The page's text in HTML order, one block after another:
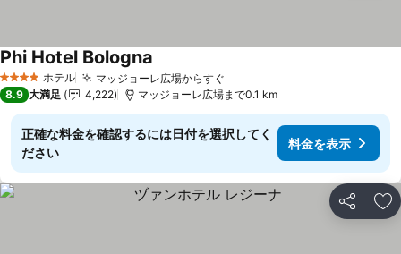
4 ホテルのランク
ホテル マッジョーレ広場からすぐ
Phi Hotel Bologna
8.9 大満足 4,222 マッジョーレ広場まで0.1 km
正確な料金を確認するには日付を選択してく
ださい
料金を表示
シェア お